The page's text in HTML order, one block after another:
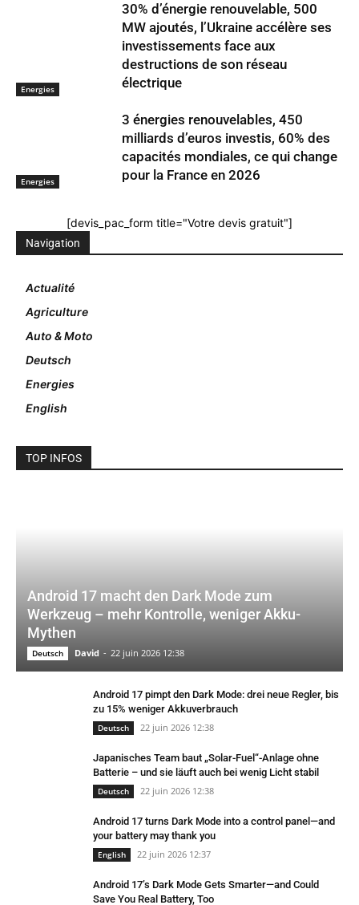
Energies
30% d’énergie renouvelable, 500
MW ajoutés, l’Ukraine accélère ses
investissements face aux
destructions de son réseau
électrique
Energies
3 énergies renouvelables, 450
milliards d’euros investis, 60% des
capacités mondiales, ce qui change
pour la France en 2026
[devis_pac_form title="Votre devis gratuit"]
Navigation
Actualité
Agriculture
Auto & Moto
Deutsch
Energies
English
TOP INFOS
Android 17 macht den Dark Mode zum
Werkzeug – mehr Kontrolle, weniger Akku-
Mythen
Deutsch David - 22 juin 2026 12:38
Android 17 pimpt den Dark Mode: drei neue Regler, bis
zu 15% weniger Akkuverbrauch
Deutsch 22 juin 2026 12:38
Japanisches Team baut „Solar-Fuel“-Anlage ohne
Batterie – und sie läuft auch bei wenig Licht stabil
Deutsch 22 juin 2026 12:38
Android 17 turns Dark Mode into a control panel—and
your battery may thank you
English 22 juin 2026 12:37
Android 17’s Dark Mode Gets Smarter—and Could
Save You Real Battery, Too